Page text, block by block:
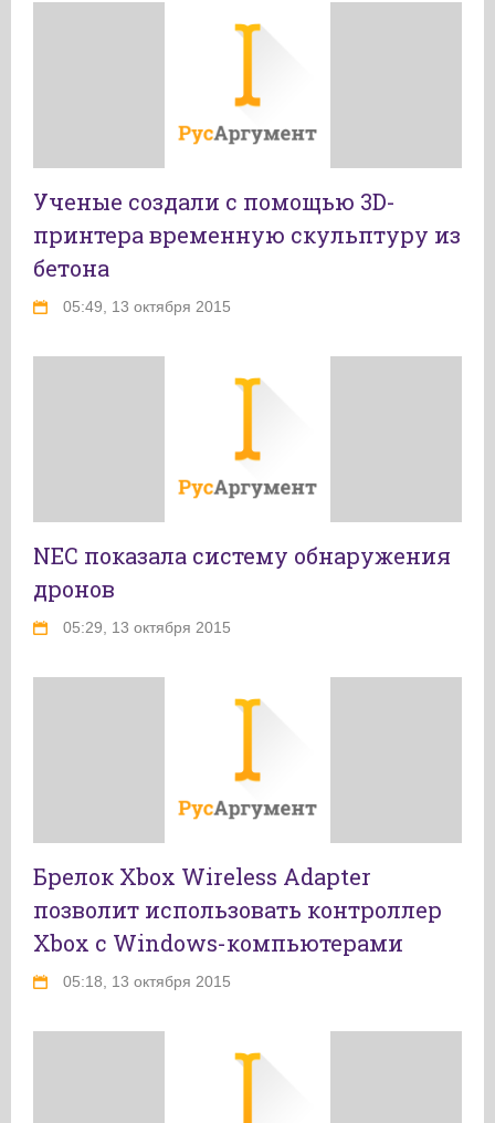
Ученые создали с помощью 3D-
принтера временную скульптуру из
бетона
05:49, 13 октября 2015
NEC показала систему обнаружения
дронов
05:29, 13 октября 2015
Брелок Xbox Wireless Adapter
позволит использовать контроллер
Xbox с Windows-компьютерами
05:18, 13 октября 2015